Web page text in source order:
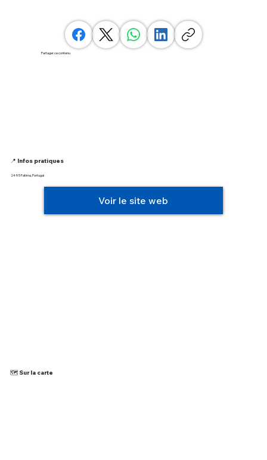
📍 Infos pratiques
2495 Fatima, Portugal
Voir le site web
Partager ce contenu
🗺️ Sur la carte